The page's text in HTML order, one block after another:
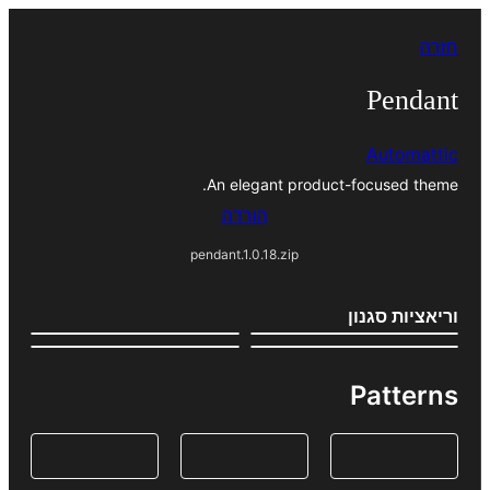
לתוכןחזרה
Pendant
Automattic
An elegant product-focused theme.
הורדה
pendant.1.0.18.zip
וריאציות סגנון
Patterns